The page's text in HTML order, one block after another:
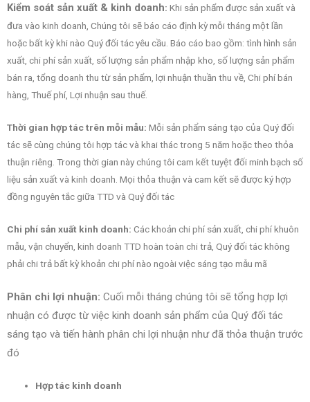
Kiểm soát sản xuất & kinh doanh: Khi sản phẩm được sản xuất và
đưa vào kinh doanh, Chúng tôi sẽ báo cáo định kỳ mỗi tháng một lần
hoặc bất kỳ khi nào Quý đối tác yêu cầu. Báo cáo bao gồm: tình hình sản
xuất, chi phí sản xuất, số lượng sản phẩm nhập kho, số lượng sản phẩm
bán ra, tổng doanh thu từ sản phẩm, lợi nhuận thuần thu về, Chi phí bán
hàng, Thuế phí, Lợi nhuận sau thuế.
Thời gian hợp tác trên mỗi mẫu: Mỗi sản phẩm sáng tạo của Quý đối
tác sẽ cùng chúng tôi hợp tác và khai thác trong 5 năm hoặc theo thỏa
thuận riêng. Trong thời gian này chúng tôi cam kết tuyệt đối minh bạch số
liệu sản xuất và kinh doanh. Mọi thỏa thuận và cam kết sẽ được ký hợp
đồng nguyên tắc giữa TTD và Quý đối tác
Chi phí sản xuất kinh doanh: Các khoản chi phí sản xuất, chi phí khuôn
mẫu, vận chuyển, kinh doanh TTD hoàn toàn chi trả, Quý đối tác không
phải chi trả bất kỳ khoản chi phí nào ngoài việc sáng tạo mẫu mã
Phân chi lợi nhuận: Cuối mỗi tháng chúng tôi sẽ tổng hợp lợi
nhuận có được từ việc kinh doanh sản phẩm của Quý đối tác
sáng tạo và tiến hành phân chi lợi nhuận như đã thỏa thuận trước
đó
Hợp tác kinh doanh